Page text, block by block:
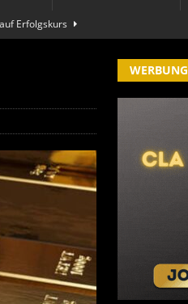
Erfolgskurs
CEO heraus
GOLD
WERBUNG